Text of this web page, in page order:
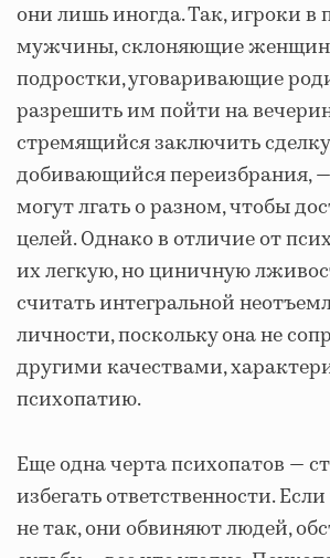
они лишь иногда. Так, игроки в
мужчины, склоняющие женщин
подростки, уговаривающие
разрешить им пойти на
стремящийся заключить
добивающийся переизбрания,
могут лгать о разном, чтобы
целей. Однако в отличие от
их легкую, но циничную
считать интегральной
личности, поскольку она не
другими качествами,
психопатию.
Еще одна черта психопатов —
избегать ответственности.
не так, они обвиняют людей,